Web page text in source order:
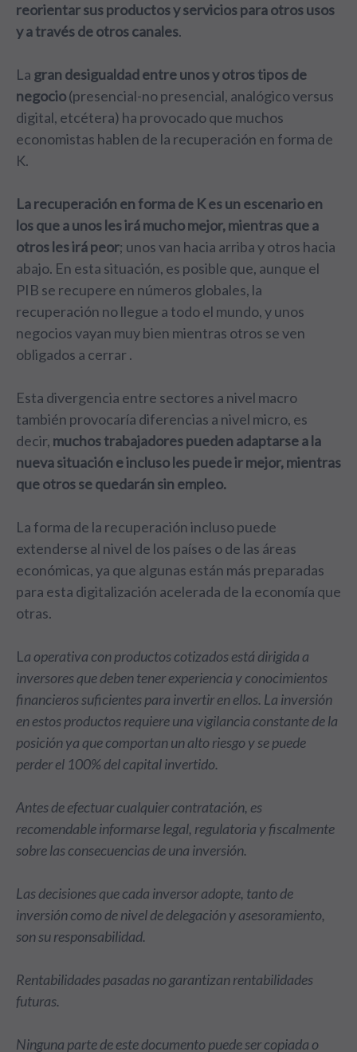
reorientar sus productos y servicios para otros usos
y a través de otros canales.
La gran desigualdad entre unos y otros tipos de
negocio(presencial-no presencial, analógico versus
digital, etcétera) ha provocado que muchos
economistas hablen de la recuperación en forma de
K.
La recuperación en forma de K es un escenario en
los que a unos les irá mucho mejor, mientras que a
otros les irá peor; unos van hacia arriba y otros hacia
abajo. En esta situación, es posible que, aunque el
PIB se recupere en números globales, la
recuperación no llegue a todo el mundo, y unos
negocios vayan muy bien mientras otros se ven
obligados a cerrar .
Esta divergencia entre sectores a nivel macro
también provocaría diferencias a nivel micro, es
decir, muchos trabajadores pueden adaptarse a la
nueva situación e incluso les puede ir mejor, mientras
que otros se quedarán sin empleo.
La forma de la recuperación incluso puede
extenderse al nivel de los países o de las áreas
económicas, ya que algunas están más preparadas
para esta digitalización acelerada de la economía que
otras.
L a operativa con productos cotizados está dirigida a
inversores que deben tener experiencia y conocimientos
financieros suficientes para invertir en ellos. La inversión
en estos productos requiere una vigilancia constante de la
posición ya que comportan un alto riesgo y se puede
perder el 100% del capital invertido.
Antes de efectuar cualquier contratación, es
recomendable informarse legal, regulatoria y fiscalmente
sobre las consecuencias de una inversión.
Las decisiones que cada inversor adopte, tanto de
inversión como de nivel de delegación y asesoramiento,
son su responsabilidad.
Rentabilidades pasadas no garantizan rentabilidades
futuras.
Ninguna parte de este documento puede ser copiada o